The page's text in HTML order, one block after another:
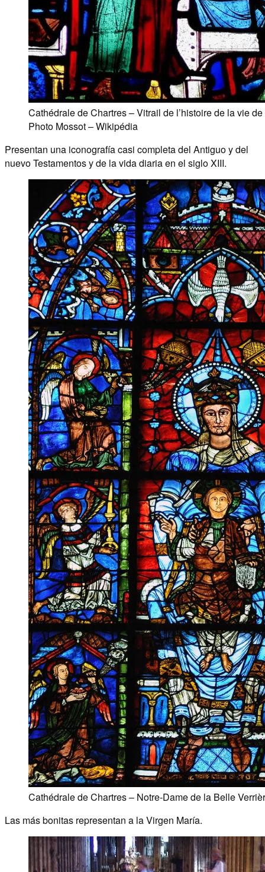
Cathédrale de Chartres – Vitrail de l’histoire de la vie
Photo Mossot – Wikipédia
Presentan una iconografía casi completa del Antiguo y del
nuevo Testamentos y de la vida diaria en el siglo XIII.
Cathédrale de Chartres – Notre-Dame de la Belle
Las más bonitas representan a la Virgen María.